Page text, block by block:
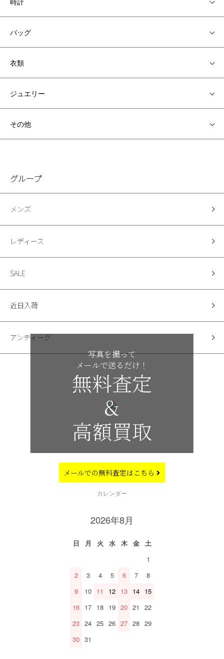
バッグ
衣類
ジュエリー
その他
グループ
メンズ
レディース
SALE
近日入荷
アンティーク
写真を撮って
メールで送るだけ！
無料査定
&
高額買取
メールでの無料査定はこちら
CALENDAR
カレンダー
2026年8月
日 月 火 水 木 金
土
1
2
3 4 5 6 7
8
9
10 11 12 13 14 15
16 17 18 19 20 21
22
23 24 25 26 27 28 29
30 31